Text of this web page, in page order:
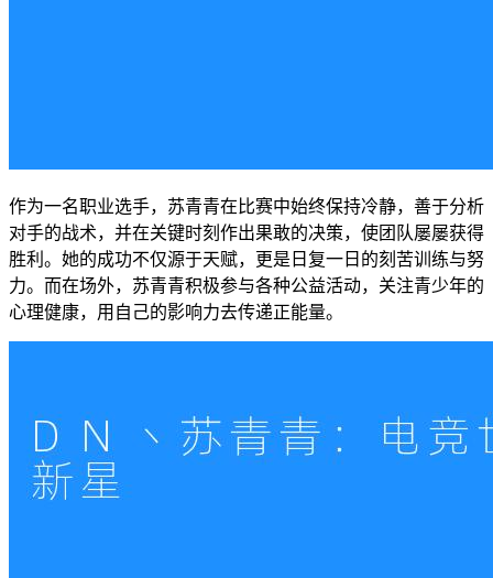
作为一名职业选手，苏青青在比赛中始终保持冷静，善于分析
对手的战术，并在关键时刻作出果敢的决策，使团队屡屡获得
胜利。她的成功不仅源于天赋，更是日复一日的刻苦训练与努
力。而在场外，苏青青积极参与各种公益活动，关注青少年的
心理健康，用自己的影响力去传递正能量。